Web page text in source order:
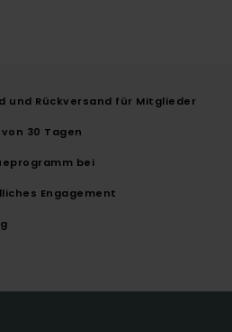
und Rückversand für Mitglieder
30 Tagen
bei
Engagement